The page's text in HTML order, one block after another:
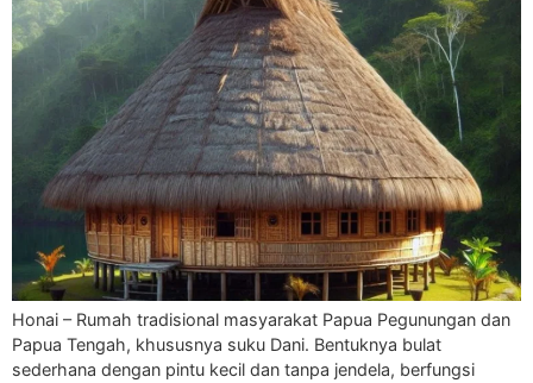
Honai – Rumah tradisional masyarakat Papua Pegunungan dan
Papua Tengah, khususnya suku Dani. Bentuknya bulat
sederhana dengan pintu kecil dan tanpa jendela, berfungsi